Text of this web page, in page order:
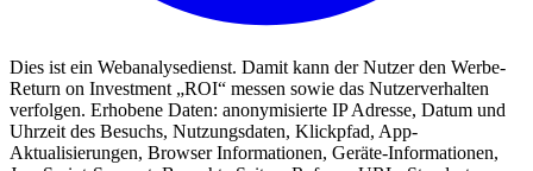
Dies ist ein Webanalysedienst. Damit kann der Nutzer den Werbe-
Return on Investment „ROI“ messen sowie das Nutzerverhalten
verfolgen. Erhobene Daten: anonymisierte IP Adresse, Datum und
Uhrzeit des Besuchs, Nutzungsdaten, Klickpfad, App-
Aktualisierungen, Browser Informationen, Geräte-Informationen,